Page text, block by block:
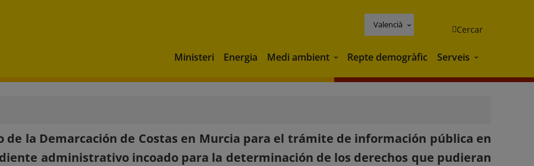
Valencià Cercar
Ministeri Energia Medi ambient Medi ambient
Repte demogràfic Serveis Serveis
de la Demarcación de Costas en Murcia para el trámite de información pública en
administrativo incoado para la determinación de los derechos que pudieran